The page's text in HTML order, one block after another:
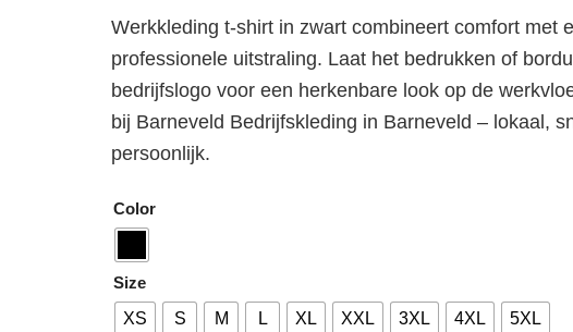
Werkkleding t-shirt in zwart combineert comfort met
professionele uitstraling. Laat het bedrukken of
bedrijfslogo voor een herkenbare look op de
bij Barneveld Bedrijfskleding in Barneveld – lokaal,
persoonlijk.
Color
Size
XS S M L XL XXL 3XL 4XL 5XL